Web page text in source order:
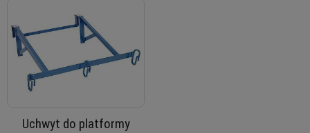
Uchwyt do platformy